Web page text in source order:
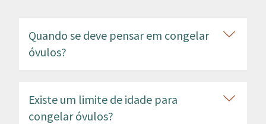
Quando se deve pensar em congelar
óvulos?
Existe um limite de idade para
congelar óvulos?